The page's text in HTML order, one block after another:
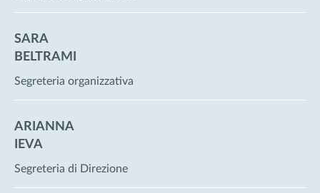
SARA
BELTRAMI
Segreteria organizzativa
ARIANNA
IEVA
Segreteria di Direzione